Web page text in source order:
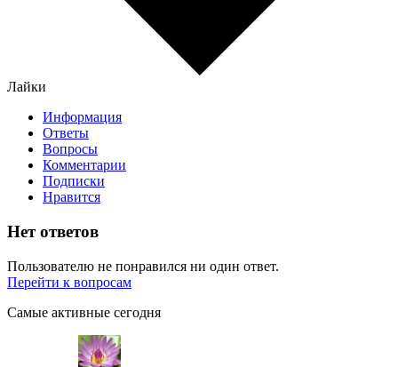
Лайки
Информация
Ответы
Вопросы
Комментарии
Подписки
Нравится
Нет ответов
Пользователю не понравился ни один ответ.
Перейти к вопросам
Самые активные сегодня